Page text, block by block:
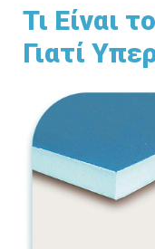
Τι Είναι
Γιατί